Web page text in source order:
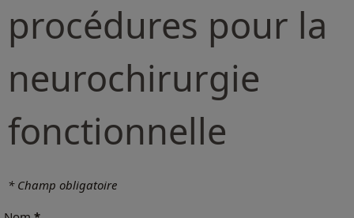
procédures pour la
neurochirurgie
fonctionnelle
* Champ obligatoire